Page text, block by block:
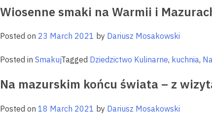
Wiosenne smaki na Warmii i
Posted on 23 March 2021 by Dariusz Mosakowski
Posted in SmakujTagged Dziedzictwo Kulinarne, kuchnia,
Na mazurskim końcu świata – z
Posted on 18 March 2021 by Dariusz Mosakowski